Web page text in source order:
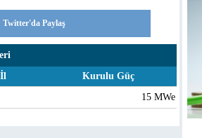
Twitter'da Paylaş
İl
Kurulu Güç
15 MWe